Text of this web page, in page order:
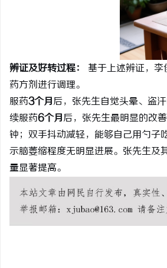
辨证及好转过程：
基于上述辨证，
药方剂进行调理。
服药3个月后，张先生自觉头晕、盗
续服药6个月后，张先生最明显的改
钟；双手抖动减轻，能够自己用勺子
示脑萎缩程度无明显进展。张先生及
量显著提高。